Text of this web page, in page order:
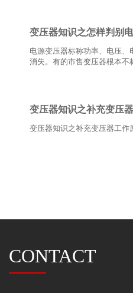
变压器知识之怎样判别
电源变压器标称功率、电压
消失。有的市售变压器根本
变压器知识之补充变压
变压器知识之补充变压器工作
CONTACT